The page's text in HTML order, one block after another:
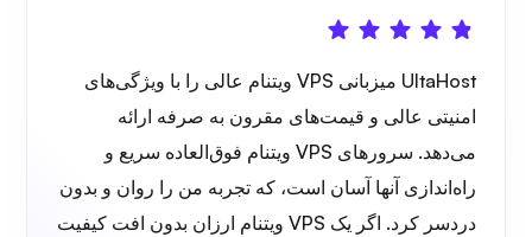
UltaHost میزبانی VPS ویتنام عالی را با ویژگی‌های
امنیتی عالی و قیمت‌های مقرون به صرفه ارائه
می‌دهد. سرورهای VPS ویتنام فوق‌العاده سریع و
راه‌اندازی آنها آسان است، که تجربه من را روان و بدون
دردسر کرد. اگر یک VPS ویتنام ارزان بدون افت کیفیت